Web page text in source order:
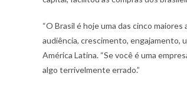
“O Brasil é hoje uma das cinco
audiência, crescimento, engajamento,
América Latina. “Se você é uma
algo terrivelmente errado.”